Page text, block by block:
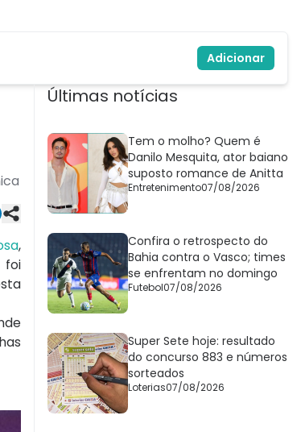
Adicionar
,
foi
Últimas notícias
Tem o molho? Quem é
Danilo Mesquita, ator baiano
suposto romance de Anitta
Entretenimento07/08/2026
Confira o retrospecto do
Bahia contra o Vasco; times
se enfrentam no domingo
Futebol07/08/2026
Super Sete hoje: resultado
do concurso 883 e números
sorteados
Loterias07/08/2026